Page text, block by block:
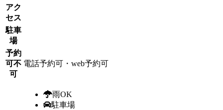
アク
セス
駐車
場
予約
可不
可
電話予約可・web予約可
雨OK
駐車場